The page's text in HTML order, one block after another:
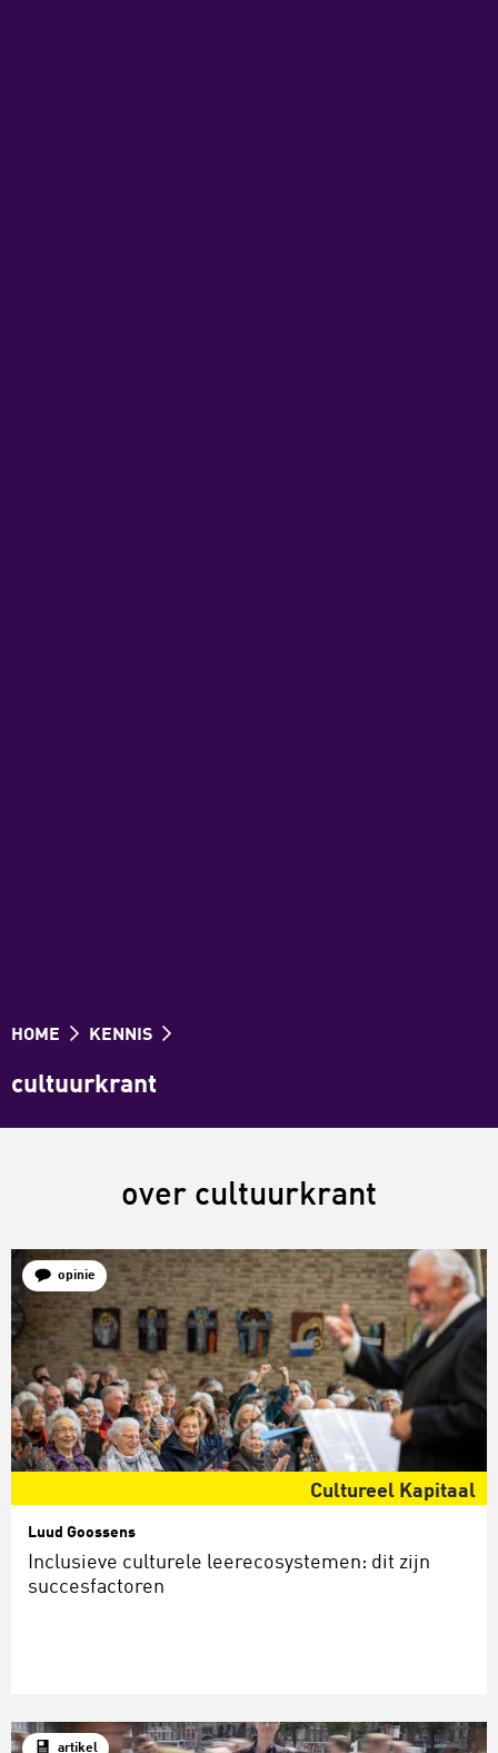
HOME KENNIS
cultuurkrant
over cultuurkrant
opinie
Cultureel Kapitaal
Luud Goossens
Inclusieve culturele leerecosystemen: dit zijn
succesfactoren
artikel